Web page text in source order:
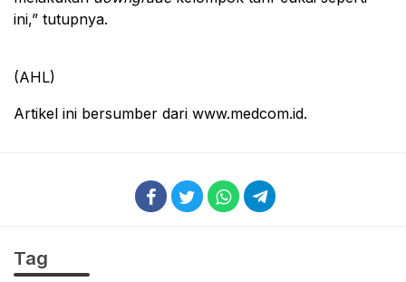
ini,” tutupnya.
(AHL)
Artikel ini bersumber dari www.medcom.id.
Tag